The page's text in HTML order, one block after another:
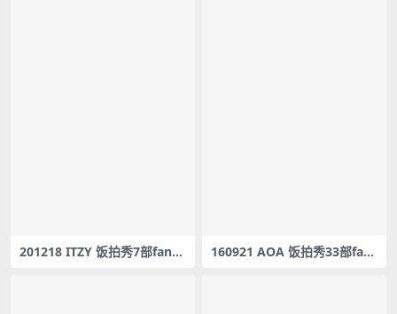
201218 ITZY 饭拍秀7部fanca
160921 AOA 饭拍秀33部fanc